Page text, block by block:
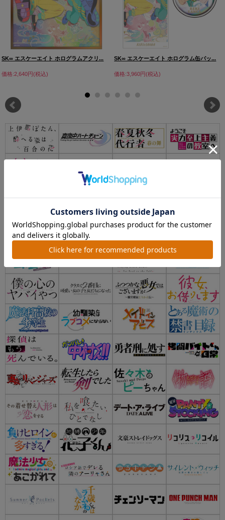
SK∞ エスケーエイト ホログラムアクリ...
価格:2,640円(税込)
SK∞ エスケーエイト ホログラム缶バッ...
価格:3,960円(税込)